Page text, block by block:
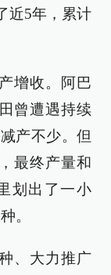
近5年，累计
增收。阿巴
曾遭遇持续
产不少。但
最终产量和
划出了一小
。
、大力推广